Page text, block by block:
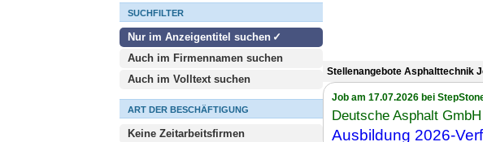
SUCHFILTER
Nur im Anzeigentitel suchen
Auch im Firmennamen suchen
Auch im Volltext suchen
ART DER BESCHÄFTIGUNG
Keine Zeitarbeitsfirmen
Stellenangebote Asphalttechnik
Job am 17.07.2026 bei
Deutsche Asphalt GmbH
Ausbildung 2026-